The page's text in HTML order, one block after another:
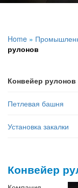
Home »
рулонов
Конвейер рулонов
Петлевая башня
Установка закалки
Конвейер